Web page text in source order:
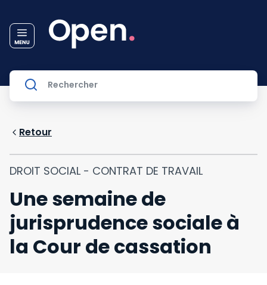
Retour
DROIT SOCIAL - CONTRAT DE TRAVAIL
Une semaine de
jurisprudence sociale à
la Cour de cassation